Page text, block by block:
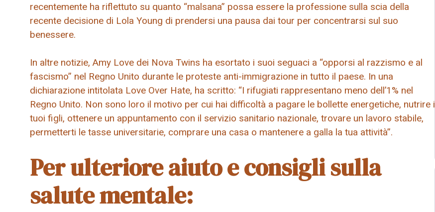
recentemente ha riflettuto su quanto “malsana” possa essere la professione sulla scia della
recente decisione di Lola Young di prendersi una pausa dai tour per concentrarsi sul suo
benessere.
In altre notizie, Amy Love dei Nova Twins ha esortato i suoi seguaci a “opporsi al razzismo e al
fascismo” nel Regno Unito durante le proteste anti-immigrazione in tutto il paese. In una
dichiarazione intitolata Love Over Hate, ha scritto: “I rifugiati rappresentano meno dell’1% nel
Regno Unito. Non sono loro il motivo per cui hai difficoltà a pagare le bollette energetiche, nutrire i
tuoi figli, ottenere un appuntamento con il servizio sanitario nazionale, trovare un lavoro stabile,
permetterti le tasse universitarie, comprare una casa o mantenere a galla la tua attività”.
Per ulteriore aiuto e consigli sulla
salute mentale: